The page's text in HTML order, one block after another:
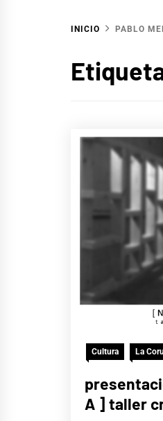
INICIO PABLO
Cultura La
A ] taller